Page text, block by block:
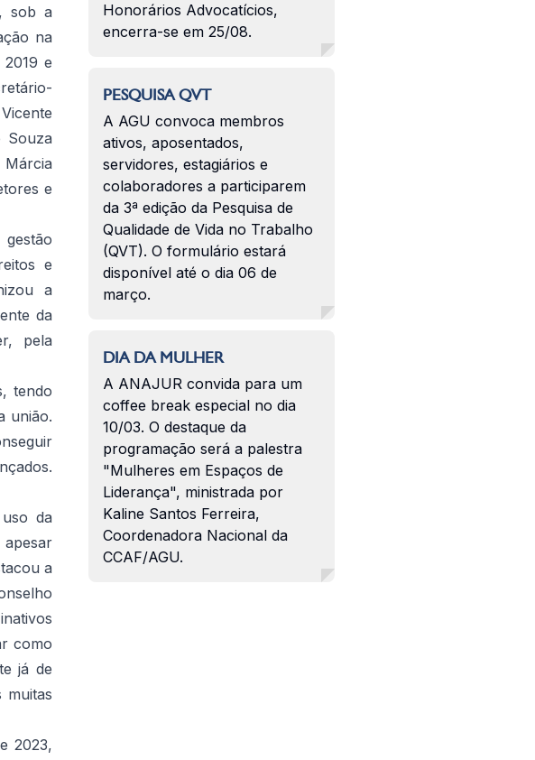
sob a
na
e
Souza
Márcia
e
e
a
da
pela
tendo
união.
da
apesar
a
como
já de
muitas
2023,
Honorários Advocatícios,
encerra-se em 25/08.
PESQUISA QVT
A AGU convoca membros
ativos, aposentados,
servidores, estagiários e
colaboradores a participarem
da 3ª edição da Pesquisa de
Qualidade de Vida no Trabalho
(QVT). O formulário estará
disponível até o dia 06 de
março.
DIA DA MULHER
A ANAJUR convida para um
coffee break especial no dia
10/03. O destaque da
programação será a palestra
"Mulheres em Espaços de
Liderança", ministrada por
Kaline Santos Ferreira,
Coordenadora Nacional da
CCAF/AGU.